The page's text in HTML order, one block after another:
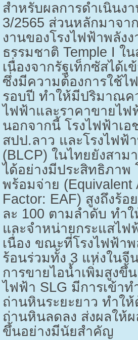
สำหรับผลการดำเนินง
3/2565 ส่วนหลักมาจา
งานของโรงไฟฟ้าพลัง
ธรรมชาติ Temple I ใน
เนื่องจากรัฐเท็กซัสได้เ
ซึ่งมีความต้องการใช้ไ
รอบปี ทำให้มีปริมาณค
ไฟฟ้าและราคาขายไฟ
นอกจากนี้ โรงไฟฟ้าเอ
สปป.ลาว และโรงไฟฟ้
(BLCP) ในไทยยังสาม
ได้อย่างมีประสิทธิภาพ
พร้อมจ่าย (Equivalent
Factor: EAF) สูงถึงร้อ
ละ 100 ตามลำดับ ทำ
และจำหน่ายกระแสไฟ
เนื่อง ขณะที่โรงไฟฟ้า
ร้อนร่วมทั้ง 3 แห่งในจี
การขายไอน้ำเพิ่มสูงขึ้
ไฟฟ้า SLG มีการเข้า
ถ่านหินระยะยาว ทำใ
ถ่านหินลดลง ส่งผลให้
ขึ้นอย่างมีนัยสำคัญ